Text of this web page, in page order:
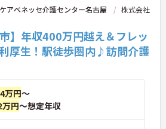
ップを図れる基盤が整って
ックス制で柔軟な働き方が
調整できるフレックスタイ
自身のペースや訪問予定に
理が可能です
など効率的な働き方も実践
担を軽減しながらメリハリ
アベネッセ介護センター名古屋
株式会社
】年収400万円越え＆フレッ
厚生！駅徒歩圏内♪訪問介護
万円～
円～想定年収